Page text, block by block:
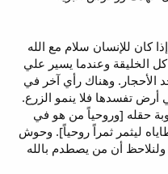
كان للإنسان سلام مع الله
الخليقة وعندما يسير علي
الأحجار. وهناك رأي آخر في
أرض تفسدها فلا ينمو الزرع.
حقله [وروحياً من هو في
ليثمر ثمراً روحياً]. وحوش
تسالمك راجع هو 18:2. ولنلاحظ أن من يصطدم بالله